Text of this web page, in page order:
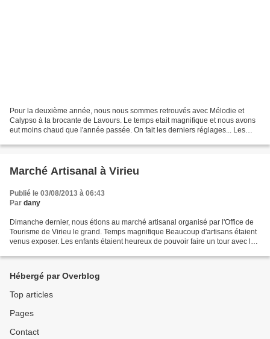
Pour la deuxième année, nous nous sommes retrouvés avec Mélodie et
Calypso à la brocante de Lavours. Le temps etait magnifique et nous avons
eut moins chaud que l'année passée. On fait les derniers réglages... Les
Marché Artisanal à Virieu
Publié le 03/08/2013 à 06:43
Par dany
Dimanche dernier, nous étions au marché artisanal organisé par l'Office de
Tourisme de Virieu le grand. Temps magnifique Beaucoup d'artisans étaient
venus exposer. Les enfants étaient heureux de pouvoir faire un tour avec les
Hébergé par Overblog
Top articles
Pages
Contact